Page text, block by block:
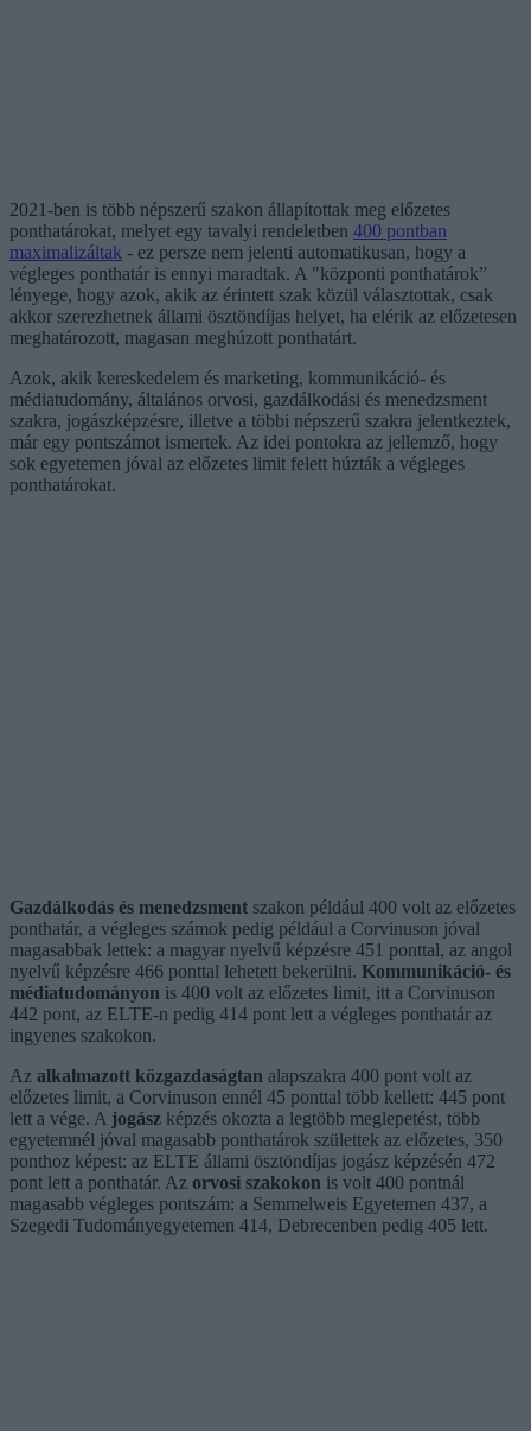
2021-ben is több népszerű szakon állapítottak meg előzetes
ponthatárokat, melyet egy tavalyi rendeletben 400 pontban
maximalizáltak - ez persze nem jelenti automatikusan, hogy a
végleges ponthatár is ennyi maradtak. A "központi ponthatárok”
lényege, hogy azok, akik az érintett szak közül választottak, csak
akkor szerezhetnek állami ösztöndíjas helyet, ha elérik az előzetesen
meghatározott, magasan meghúzott ponthatárt.
Azok, akik kereskedelem és marketing, kommunikáció- és
médiatudomány, általános orvosi, gazdálkodási és menedzsment
szakra, jogászképzésre, illetve a többi népszerű szakra jelentkeztek,
már egy pontszámot ismertek. Az idei pontokra az jellemző, hogy
sok egyetemen jóval az előzetes limit felett húzták a végleges
ponthatárokat.
Gazdálkodás és menedzsment szakon például 400 volt az előzetes
ponthatár, a végleges számok pedig például a Corvinuson jóval
magasabbak lettek: a magyar nyelvű képzésre 451 ponttal, az angol
nyelvű képzésre 466 ponttal lehetett bekerülni. Kommunikáció- és
médiatudományon is 400 volt az előzetes limit, itt a Corvinuson
442 pont, az ELTE-n pedig 414 pont lett a végleges ponthatár az
ingyenes szakokon.
Az alkalmazott közgazdaságtan alapszakra 400 pont volt az
előzetes limit, a Corvinuson ennél 45 ponttal több kellett: 445 pont
lett a vége. A jogász képzés okozta a legtöbb meglepetést, több
egyetemnél jóval magasabb ponthatárok születtek az előzetes, 350
ponthoz képest: az ELTE állami ösztöndíjas jogász képzésén 472
pont lett a ponthatár. Az orvosi szakokon is volt 400 pontnál
magasabb végleges pontszám: a Semmelweis Egyetemen 437, a
Szegedi Tudományegyetemen 414, Debrecenben pedig 405 lett.